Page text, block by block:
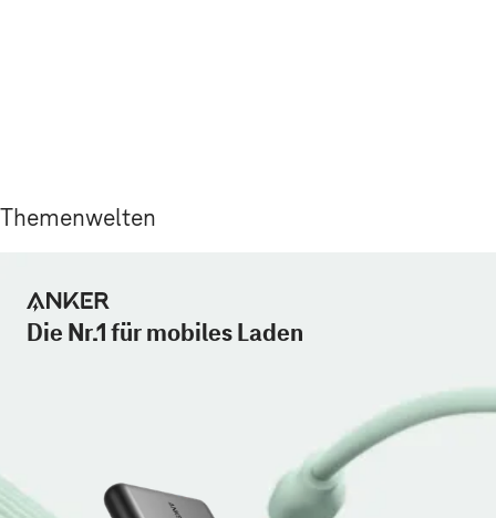
Themenwelten
Die Nr.1 für mobiles Laden